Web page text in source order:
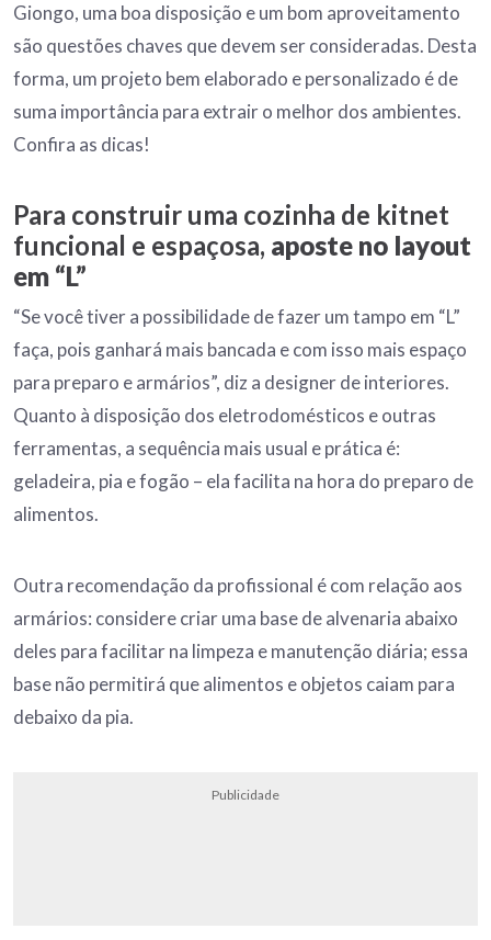
Giongo, uma boa disposição e um bom aproveitamento
são questões chaves que devem ser consideradas. Desta
forma, um projeto bem elaborado e personalizado é de
suma importância para extrair o melhor dos ambientes.
Confira as dicas!
Para construir uma cozinha de kitnet
funcional e espaçosa, aposte no layout
em “L”
“Se você tiver a possibilidade de fazer um tampo em “L”
faça, pois ganhará mais bancada e com isso mais espaço
para preparo e armários”, diz a designer de interiores.
Quanto à disposição dos eletrodomésticos e outras
ferramentas, a sequência mais usual e prática é:
geladeira, pia e fogão – ela facilita na hora do preparo de
alimentos.
Outra recomendação da profissional é com relação aos
armários: considere criar uma base de alvenaria abaixo
deles para facilitar na limpeza e manutenção diária; essa
base não permitirá que alimentos e objetos caiam para
debaixo da pia.
Publicidade